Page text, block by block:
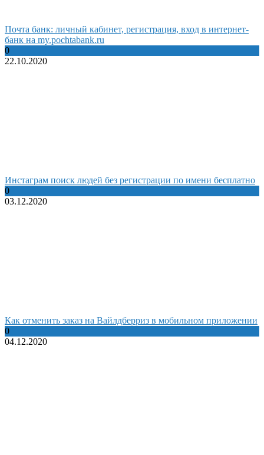
Почта банк: личный кабинет, регистрация, вход в интернет-
банк на my.pochtabank.ru
0
22.10.2020
Инстаграм поиск людей без регистрации по имени бесплатно
0
03.12.2020
Как отменить заказ на Вайлдберриз в мобильном приложении
0
04.12.2020